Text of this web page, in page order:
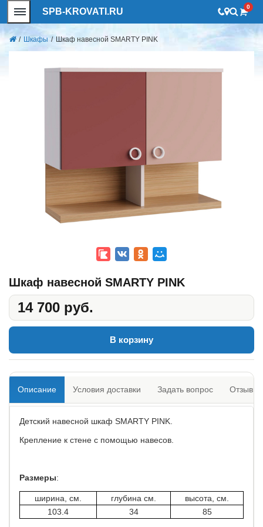
SPB-KROVATI.RU 0
/ Шкафы / Шкаф навесной SMARTY PINK
Шкаф навесной SMARTY PINK
14 700 руб.
В корзину
Описание Условия доставки Задать вопрос Отзывы
Детский навесной шкаф SMARTY PINK.
Крепление к стене с помощью навесов.
Размеры:
ширина, см. глубина см.
высота, см.
103.4
34 85